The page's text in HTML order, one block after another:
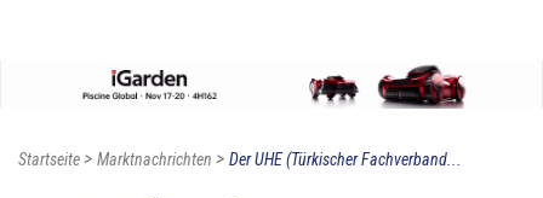
Startseite> Marktnachrichten > Der UHE (Türkischer Fachverband...